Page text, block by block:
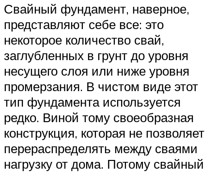
Свайный фундамент, наверное,
представляют себе все: это
некоторое количество свай,
заглубленных в грунт до уровня
несущего слоя или ниже уровня
промерзания. В чистом виде этот
тип фундамента используется
редко. Виной тому своеобразная
конструкция, которая не позволяет
перераспределять между сваями
нагрузку от дома. Потому свайный